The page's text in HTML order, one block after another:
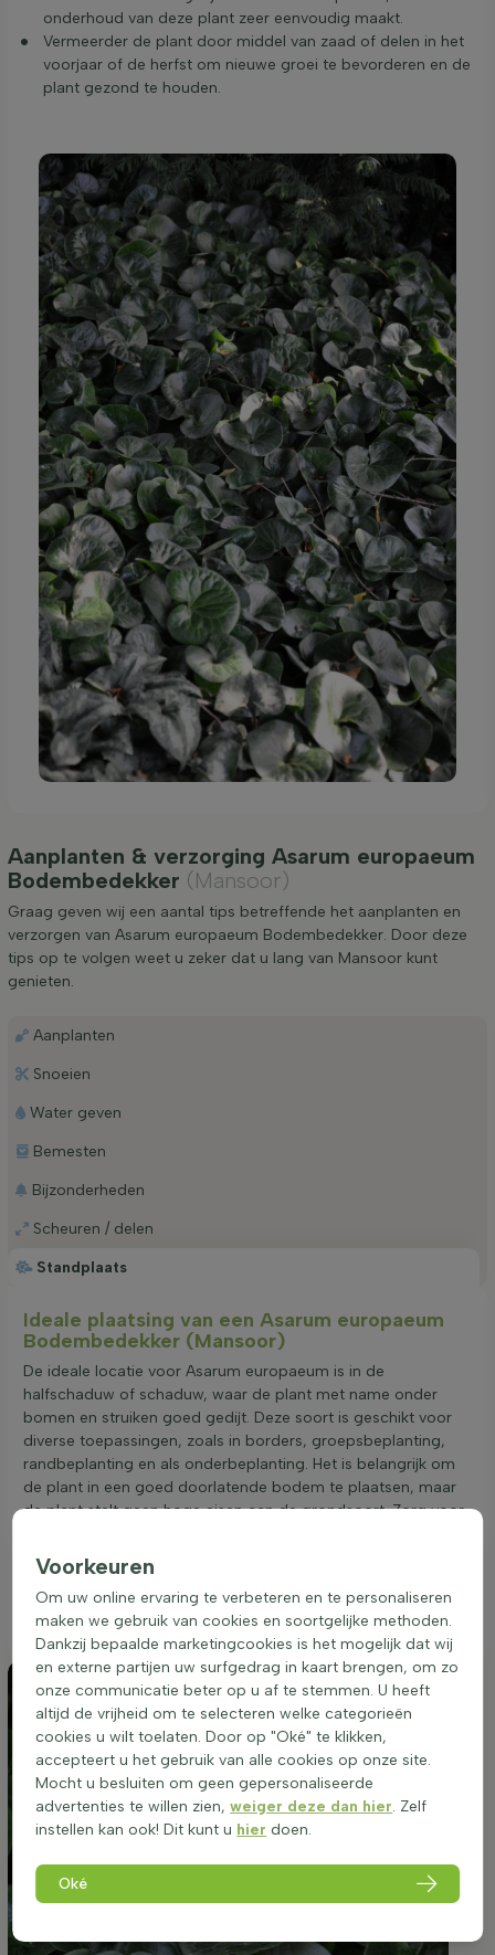
onderhoud van deze plant zeer eenvoudig maakt.
Vermeerder de plant door middel van zaad of delen in het
voorjaar of de herfst om nieuwe groei te bevorderen en de
plant gezond te houden.
Aanplanten & verzorging Asarum europaeum
Bodembedekker (Mansoor)
Graag geven wij een aantal tips betreffende het aanplanten en
verzorgen van Asarum europaeum Bodembedekker. Door deze
tips op te volgen weet u zeker dat u lang van Mansoor kunt
genieten.
Standplaats
Aanplanten
Snoeien
Water geven
Bemesten
Bijzonderheden
Scheuren / delen
Ideale plaatsing van een Asarum europaeum
Bodembedekker (Mansoor)
De ideale locatie voor Asarum europaeum is in de
halfschaduw of schaduw, waar de plant met name onder
bomen en struiken goed gedijt. Deze soort is geschikt voor
diverse toepassingen, zoals in borders, groepsbeplanting,
randbeplanting en als onderbeplanting. Het is belangrijk om
de plant in een goed doorlatende bodem te plaatsen, maar
de plant stelt geen hoge eisen aan de grondsoort. Zorg voor
als langdurige natte omstandigheden. Voor een optimale
groei en ontwikkeling is het aan te raden de plant in het
voorjaar of de herfst te vermeerderen door middel van
zaaien of delen.
Voorkeuren
Om uw online ervaring te verbeteren en te personaliseren
maken we gebruik van cookies en soortgelijke methoden.
Dankzij bepaalde marketingcookies is het mogelijk dat wij
en externe partijen uw surfgedrag in kaart brengen, om zo
onze communicatie beter op u af te stemmen. U heeft
altijd de vrijheid om te selecteren welke categorieën
cookies u wilt toelaten. Door op "Oké" te klikken,
accepteert u het gebruik van alle cookies op onze site.
Mocht u besluiten om geen gepersonaliseerde
advertenties te willen zien,weiger deze dan hier. Zelf
instellen kan ook! Dit kunt u hier doen.
Oké